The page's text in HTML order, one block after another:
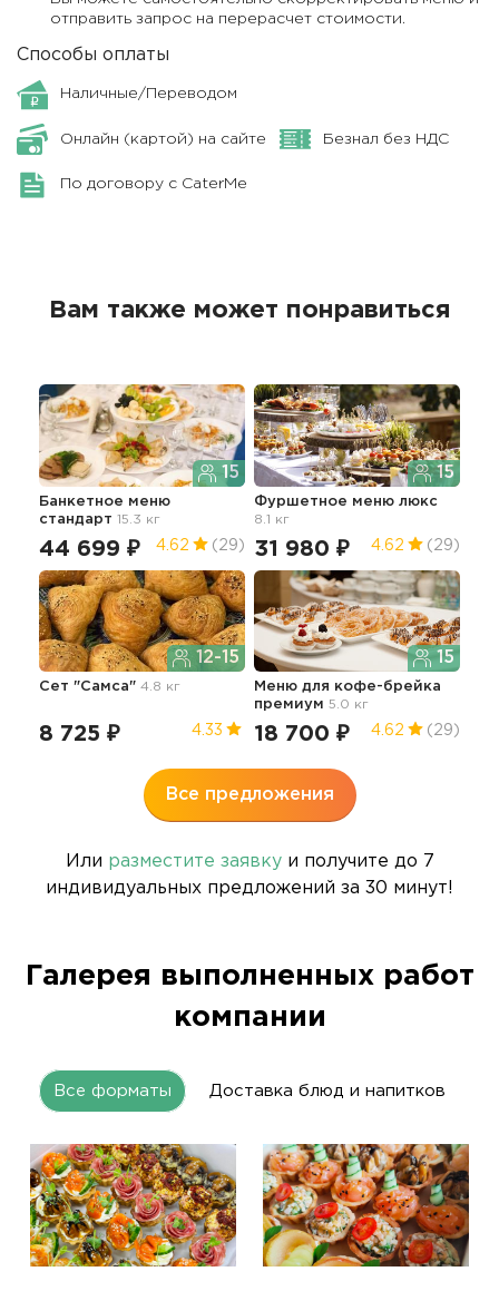
отправить запрос на перерасчет стоимости.
Способы оплаты
Наличные/Переводом
Онлайн (картой) на сайте Безнал без НДС
По договору с CaterMe
Вам также может понравиться
15
Банкетное меню
стандарт 15.3 кг
44 699 ₽ 4.62 (29)
15
Фуршетное меню люкс
8.1 кг
31 980 ₽ 4.62 (29)
12-15
Сет "Самса" 4.8 кг
8 725 ₽ 4.33
15
Меню для кофе-брейка
премиум 5.0 кг
18 700 ₽ 4.62 (29)
Все предложения
Или разместите заявкуи получите до 7
индивидуальных предложений за 30 минут!
Галерея выполненных работ
компании
Все форматы Доставка блюд и напитков